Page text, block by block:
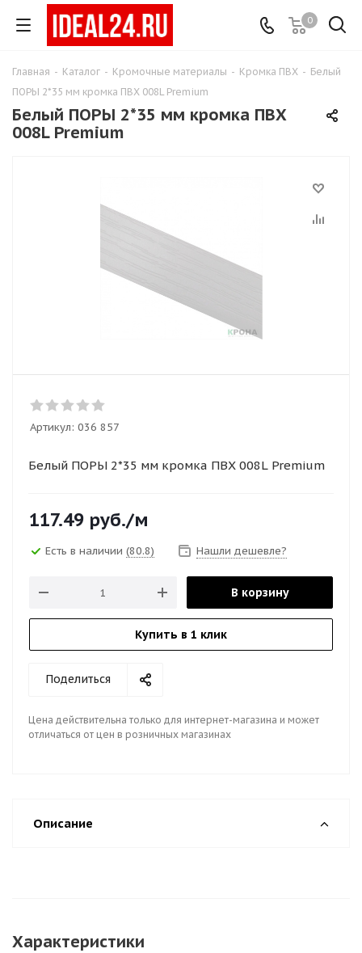
0
Главная - Каталог - Кромочные материалы - Кромка ПВХ - Белый
ПОРЫ 2*35 мм кромка ПВХ 008L Premium
Белый ПОРЫ 2*35 мм кромка ПВХ
008L Premium
Артикул: 036 857
Белый ПОРЫ 2*35 мм кромка ПВХ 008L Premium
117.49 руб./м
Есть в наличии (80.8) Нашли дешевле?
В корзину
Купить в 1 клик
Поделиться
Цена действительна только для интернет-магазина и может
отличаться от цен в розничных магазинах
Описание
Характеристики